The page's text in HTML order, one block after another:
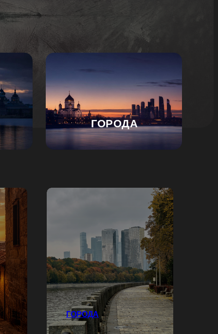
Откройте для себя живые
истории городов России -
профессиональные снимки,
уникальные маршруты и
Подробнее
ГОРОДА
ГОРОДА